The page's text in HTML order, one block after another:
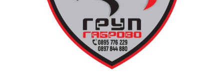
13 АВГУСТ (четвъртък)
19:00ч Групова тренировка с Йоанна Петрова от
20:00ч. Куиз вечер за обща култура
21:30ч. Прожекция на филма “Брънч за начинаещи”
Ще бъде хубаво – не някога и някъде, а тук и сега!